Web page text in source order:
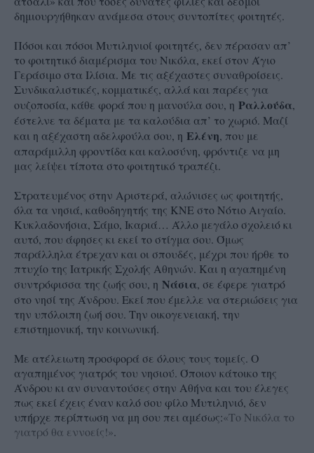
δημιουργήθηκαν ανάμεσα στους συντοπίτες φοιτητές.
Πόσοι και πόσοι Μυτιληνιοί φοιτητές, δεν πέρασαν απ’
το φοιτητικό διαμέρισμα του Νικόλα, εκεί στον Άγιο
Γεράσιμο στα Ιλίσια. Με τις αξέχαστες συναθροίσεις.
Συνδικαλιστικές, κομματικές, αλλά και παρέες για
ουζοποσία, κάθε φορά που η μανούλα σου, η Ραλλούδα,
έστελνε τα δέματα με τα καλούδια απ’ το χωριό. Μαζί
και η αξέχαστη αδελφούλα σου, η Ελένη, που με
απαράμιλλη φροντίδα και καλοσύνη, φρόντιζε να μη
μας λείψει τίποτα στο φοιτητικό τραπέζι.
Στρατευμένος στην Αριστερά, αλώνισες ως φοιτητής,
όλα τα νησιά, καθοδηγητής της ΚΝΕ στο Νότιο Αιγαίο.
Κυκλαδονήσια, Σάμο, Ικαριά… Άλλο μεγάλο σχολειό κι
αυτό, που άφησες κι εκεί το στίγμα σου. Όμως
παράλληλα έτρεχαν και οι σπουδές, μέχρι που ήρθε το
πτυχίο της Ιατρικής Σχολής Αθηνών. Και η αγαπημένη
συντρόφισσα της ζωής σου, η Νάσια, σε έφερε γιατρό
στο νησί της Άνδρου. Εκεί που έμελλε να στεριώσεις για
την υπόλοιπη ζωή σου. Την οικογενειακή, την
επιστημονική, την κοινωνική.
Με ατέλειωτη προσφορά σε όλους τους τομείς. Ο
αγαπημένος γιατρός του νησιού. Όποιον κάτοικο της
Άνδρου κι αν συναντούσες στην Αθήνα και του έλεγες
πως εκεί έχεις έναν καλό σου φίλο Μυτιληνιό, δεν
υπήρχε περίπτωση να μη σου πει αμέσως:«Το Νικόλα το
γιατρό θα εννοείς!».